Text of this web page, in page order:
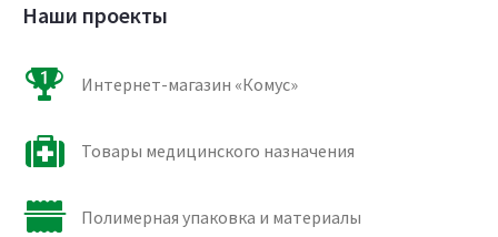
Наши проекты
Интернет-магазин «Комус»
Товары медицинского назначения
Полимерная упаковка и материалы